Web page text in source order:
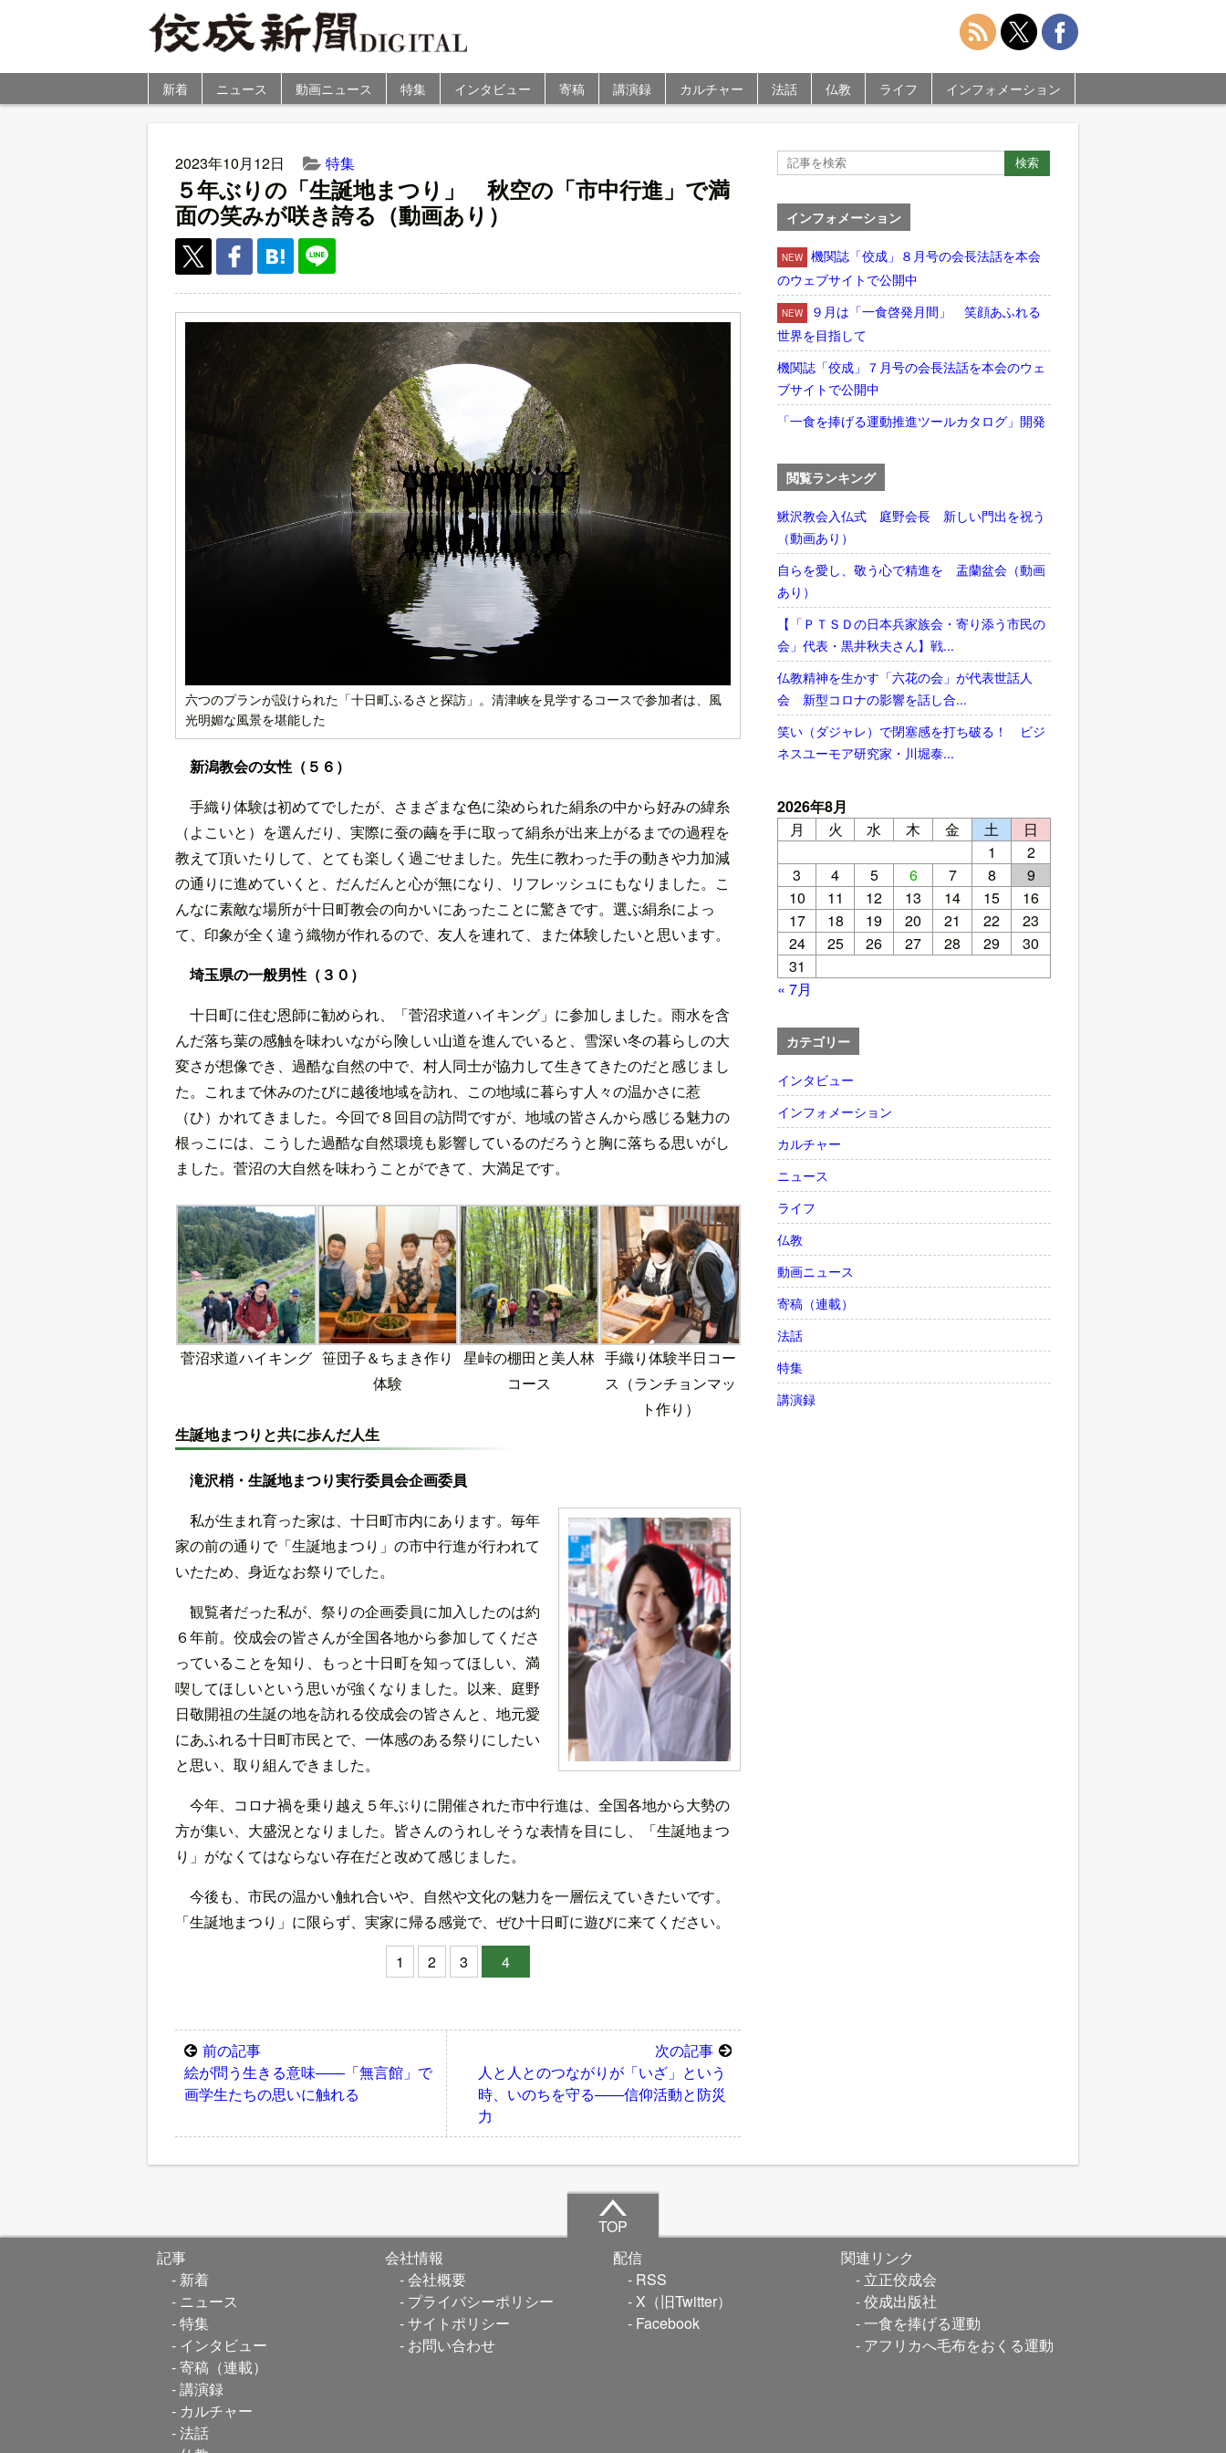
新着 ニュース 動画ニュース 特集 インタビュー 寄稿 講演録 カルチャー 法話 仏教 ライフ インフォメーション
2023年10月12日 特集
５年ぶりの「生誕地まつり」 秋空の「市中行進」で満
面の笑みが咲き誇る（動画あり）
六つのプランが設けられた「十日町ふるさと探訪」。清津峡を見学するコースで参加者は、風
光明媚な風景を堪能した
新潟教会の女性（５６）
手織り体験は初めてでしたが、さまざまな色に染められた絹糸の中から好みの緯糸
（よこいと）を選んだり、実際に蚕の繭を手に取って絹糸が出来上がるまでの過程を
教えて頂いたりして、とても楽しく過ごせました。先生に教わった手の動きや力加減
の通りに進めていくと、だんだんと心が無になり、リフレッシュにもなりました。こ
んなに素敵な場所が十日町教会の向かいにあったことに驚きです。選ぶ絹糸によっ
て、印象が全く違う織物が作れるので、友人を連れて、また体験したいと思います。
埼玉県の一般男性（３０）
十日町に住む恩師に勧められ、「菅沼求道ハイキング」に参加しました。雨水を含
んだ落ち葉の感触を味わいながら険しい山道を進んでいると、雪深い冬の暮らしの大
変さが想像でき、過酷な自然の中で、村人同士が協力して生きてきたのだと感じまし
た。これまで休みのたびに越後地域を訪れ、この地域に暮らす人々の温かさに惹
（ひ）かれてきました。今回で８回目の訪問ですが、地域の皆さんから感じる魅力の
根っこには、こうした過酷な自然環境も影響しているのだろうと胸に落ちる思いがし
ました。菅沼の大自然を味わうことができて、大満足です。
菅沼求道ハイキング 笹団子＆ちまき作り
体験
星峠の棚田と美人林
コース
手織り体験半日コー
ス（ランチョンマッ
ト作り）
生誕地まつりと共に歩んだ人生
滝沢梢・生誕地まつり実行委員会企画委員
私が生まれ育った家は、十日町市内にあります。毎年
家の前の通りで「生誕地まつり」の市中行進が行われて
いたため、身近なお祭りでした。
観覧者だった私が、祭りの企画委員に加入したのは約
６年前。佼成会の皆さんが全国各地から参加してくださ
っていることを知り、もっと十日町を知ってほしい、満
喫してほしいという思いが強くなりました。以来、庭野
日敬開祖の生誕の地を訪れる佼成会の皆さんと、地元愛
にあふれる十日町市民とで、一体感のある祭りにしたい
と思い、取り組んできました。
今年、コロナ禍を乗り越え５年ぶりに開催された市中行進は、全国各地から大勢の
方が集い、大盛況となりました。皆さんのうれしそうな表情を目にし、「生誕地まつ
り」がなくてはならない存在だと改めて感じました。
今後も、市民の温かい触れ合いや、自然や文化の魅力を一層伝えていきたいです。
「生誕地まつり」に限らず、実家に帰る感覚で、ぜひ十日町に遊びに来てください。
1
2 3 4
前の記事
絵が問う生きる意味――「無言館」で
画学生たちの思いに触れる
次の記事
人と人とのつながりが「いざ」という
時、いのちを守る――信仰活動と防災
力
インフォメーション
NEW
機関誌「佼成」８月号の会長法話を本会
のウェブサイトで公開中
NEW
９月は「一食啓発月間」 笑顔あふれる
世界を目指して
機関誌「佼成」７月号の会長法話を本会のウェ
ブサイトで公開中
「一食を捧げる運動推進ツールカタログ」開発
閲覧ランキング
鰍沢教会入仏式 庭野会長 新しい門出を祝う
（動画あり）
自らを愛し、敬う心で精進を 盂蘭盆会（動画
あり）
【「ＰＴＳＤの日本兵家族会・寄り添う市民の
会」代表・黒井秋夫さん】戦...
仏教精神を生かす「六花の会」が代表世話人
会 新型コロナの影響を話し合...
笑い（ダジャレ）で閉塞感を打ち破る！ ビジ
ネスユーモア研究家・川堀泰...
2026年8月
月
火 水 木 金 土
日
1
2
3
4 5 6 7 8
9
10
11 12 13 14 15
16
17
18 19 20 21 22
23
24
25 26 27 28 29
30
31
« 7月
カテゴリー
インタビュー
インフォメーション
カルチャー
ニュース
ライフ
仏教
動画ニュース
寄稿（連載）
法話
特集
講演録
TOP
記事
新着
ニュース
特集
インタビュー
寄稿（連載）
講演録
カルチャー
法話
会社情報
会社概要
プライバシーポリシー
サイトポリシー
お問い合わせ
配信
RSS
X（旧Twitter）
Facebook
関連リンク
立正佼成会
佼成出版社
一食を捧げる運動
アフリカへ毛布をおくる運動